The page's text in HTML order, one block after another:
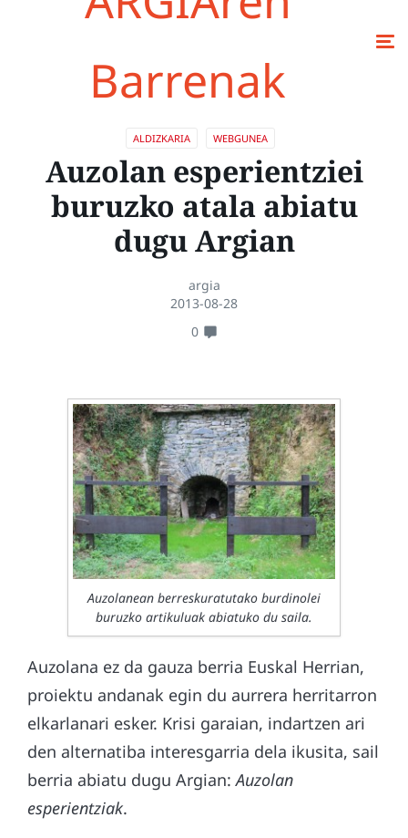
Barrenak
ALDIZKARIA WEBGUNEA
Auzolan esperientziei
buruzko atala abiatu
dugu Argian
argia
2013-08-28
0
Auzolanean berreskuratutako burdinolei
buruzko artikuluak abiatuko du saila.
Auzolana ez da gauza berria Euskal Herrian,
proiektu andanak egin du aurrera herritarron
elkarlanari esker. Krisi garaian, indartzen ari
den alternatiba interesgarria dela ikusita, sail
berria abiatu dugu Argian:Auzolan
esperientziak.